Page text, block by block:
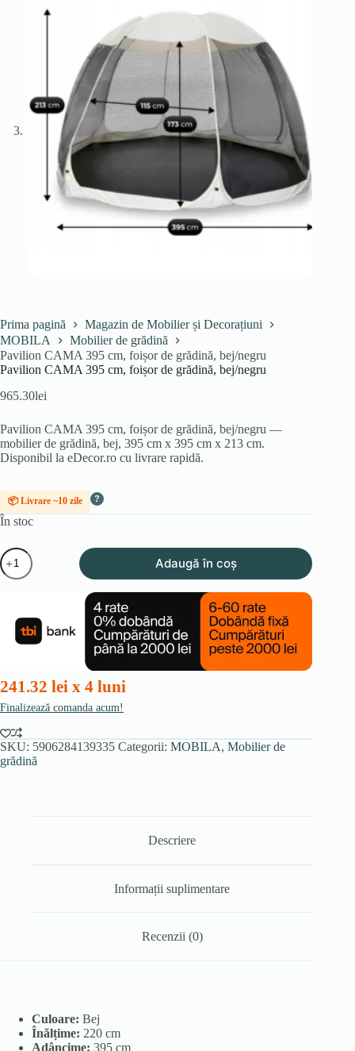
Prima pagină
Magazin de Mobilier și Decorațiuni
MOBILA
Mobilier de grădină
Pavilion CAMA 395 cm, foișor de grădină, bej/negru
Pavilion CAMA 395 cm, foișor de grădină, bej/negru
965.30lei
Pavilion CAMA 395 cm, foișor de grădină, bej/negru —
mobilier de grădină, bej, 395 cm x 395 cm x 213 cm.
Disponibil la eDecor.ro cu livrare rapidă.
📦 Livrare ~10 zile ?
În stoc
Cantitate
Pavilion
CAMA
foișor
grădină,
Adaugă în coș
241.32 lei x 4 luni
Finalizează comanda acum!
SKU: 5906284139335 Categorii: MOBILA, Mobilier de
grădină
Descriere
Informații suplimentare
Recenzii (0)
Culoare: Bej
Înălțime: 220 cm
Adâncime: 395 cm